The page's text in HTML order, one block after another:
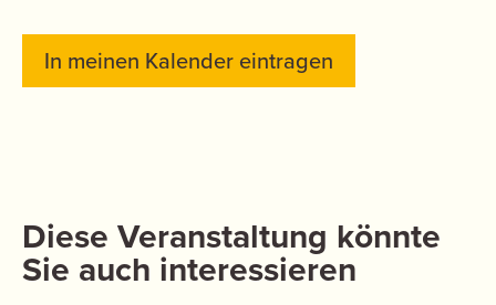
In meinen Kalender eintragen
Diese Veranstaltung könnte
Sie auch interessieren